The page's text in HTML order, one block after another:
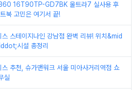
16T90TP-GD7BK 울트라7 실사용 후
북 고민은 여기서 끝!
스 스테이지나인 강남점 완벽 리뷰! 위치&mid
시설 총정리
스 추천, 슈가맨워크 서울 미아사거리역점 쇼
실